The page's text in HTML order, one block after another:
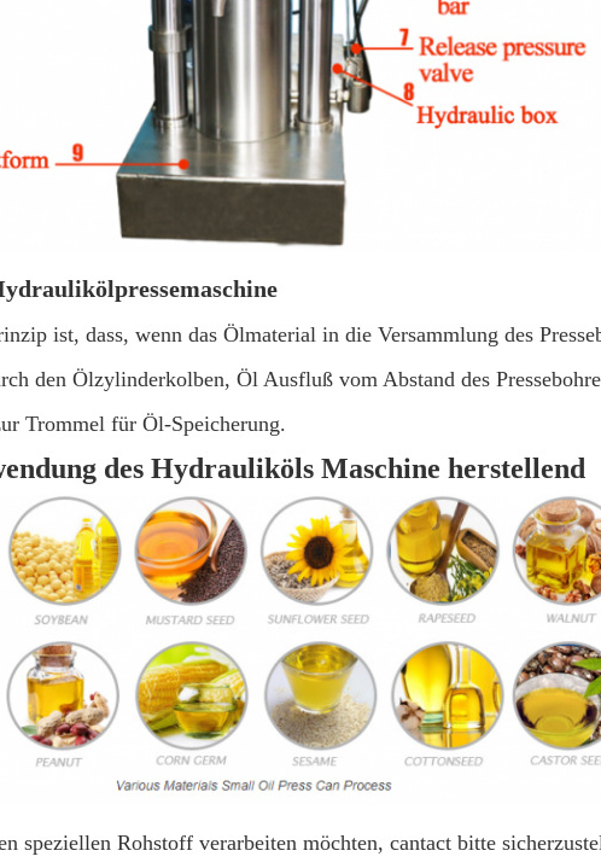
ist, dass, wenn das Ölmaterial in die Versammlung des
den Ölzylinderkolben, Öl Ausfluß vom Abstand des
Trommel für Öl-Speicherung.
des Hydrauliköls Maschine herstellend
speziellen Rohstoff verarbeiten möchten, cantact bitte